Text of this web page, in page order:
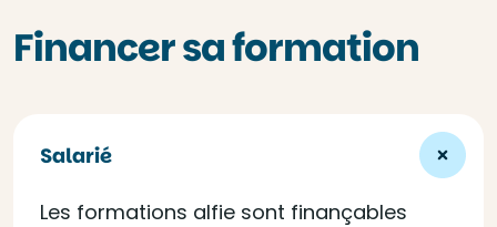
Financer sa formation
Salarié
Les formations alfie sont finançables